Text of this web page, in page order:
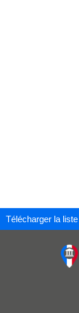
Télécharger la